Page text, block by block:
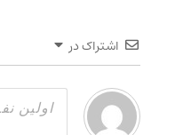
اشتراک در